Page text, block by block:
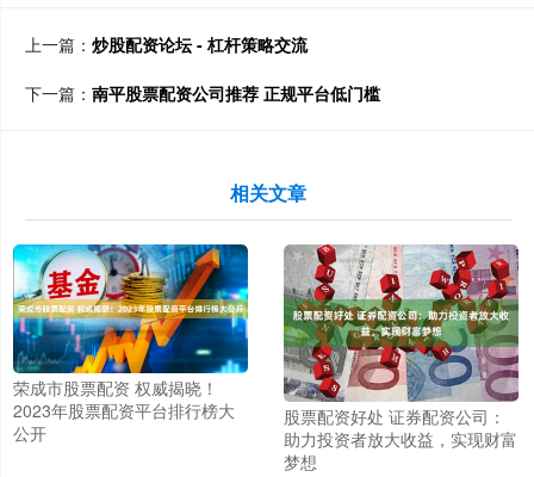
上一篇： 炒股配资论坛 - 杠杆策略交流
下一篇： 南平股票配资公司推荐 正规平台低门槛
相关文章
荣成市股票配资 权威揭晓！
2023年股票配资平台排行榜大
公开
股票配资好处 证券配资公司：
助力投资者放大收益，实现财富
梦想